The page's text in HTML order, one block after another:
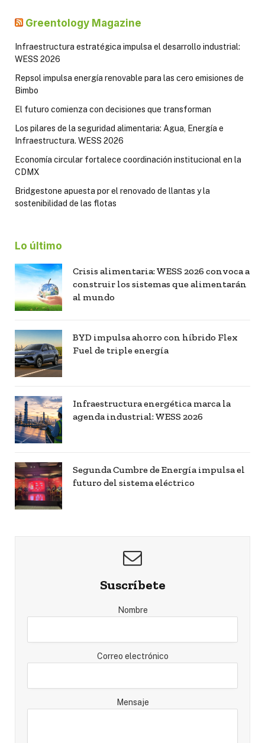
Greentology Magazine
Infraestructura estratégica impulsa el desarrollo industrial:
WESS 2026
Repsol impulsa energía renovable para las cero emisiones de
Bimbo
El futuro comienza con decisiones que transforman
Los pilares de la seguridad alimentaria: Agua, Energía e
Infraestructura. WESS 2026
Economía circular fortalece coordinación institucional en la
CDMX
Bridgestone apuesta por el renovado de llantas y la
sostenibilidad de las flotas
Lo último
Crisis alimentaria: WESS 2026 convoca a
construir los sistemas que alimentarán
al mundo
BYD impulsa ahorro con híbrido Flex
Fuel de triple energía
Infraestructura energética marca la
agenda industrial: WESS 2026
Segunda Cumbre de Energía impulsa el
futuro del sistema eléctrico
Suscríbete
Nombre
Correo electrónico
Mensaje